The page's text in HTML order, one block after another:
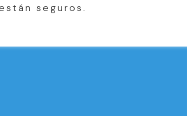
seguros.